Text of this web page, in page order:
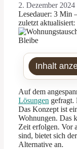
2. Dezember 2024
Lesedauer: 3 Min
zuletzt
Inhalt
Auf dem
Lösungen gefragt.
Das Konzept ist
Wohnungen. Das
Zeit erfolgen. Vor
sind, bietet sich
Alternative an.